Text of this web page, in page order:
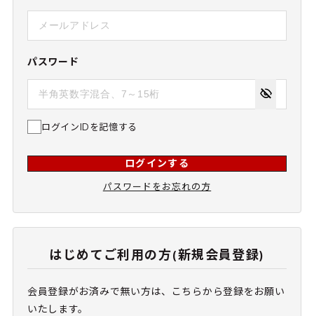
パスワード
ログインIDを記憶する
ログインする
パスワードをお忘れの方
はじめてご利用の方(新規会員登録)
会員登録がお済みで無い方は、こちらから登録をお願い
いたします。